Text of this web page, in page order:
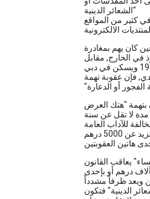
الشعائر الدينية"
كثير من المواقع
في الخارج, مقابل
فإن عقوبة تهمة
"هتك العرض
درهم
يعاقب القانون
الدينية" فتكون